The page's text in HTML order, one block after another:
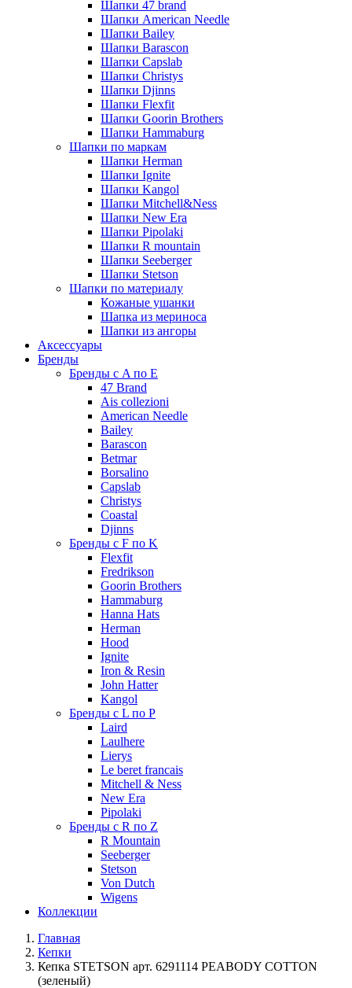
Шапки 47 brand
Шапки American Needle
Шапки Bailey
Шапки Barascon
Шапки Capslab
Шапки Christys
Шапки Djinns
Шапки Flexfit
Шапки Goorin Brothers
Шапки Hammaburg
Шапки по маркам
Шапки Herman
Шапки Ignite
Шапки Kangol
Шапки Mitchell&Ness
Шапки New Era
Шапки Pipolaki
Шапки R mountain
Шапки Seeberger
Шапки Stetson
Шапки по материалу
Кожаные ушанки
Шапка из мериноса
Шапки из ангоры
Аксессуары
Бренды
Бренды с A по E
47 Brand
Ais collezioni
American Needle
Bailey
Barascon
Betmar
Borsalino
Capslab
Christys
Coastal
Djinns
Бренды с F по K
Flexfit
Fredrikson
Goorin Brothers
Hammaburg
Hanna Hats
Herman
Hood
Ignite
Iron & Resin
John Hatter
Kangol
Бренды с L по P
Laird
Laulhere
Lierys
Le beret francais
Mitchell & Ness
New Era
Pipolaki
Бренды с R по Z
R Mountain
Seeberger
Stetson
Von Dutch
Wigens
Коллекции
Главная
Кепки
Кепка STETSON арт. 6291114 PEABODY COTTON
(зеленый)